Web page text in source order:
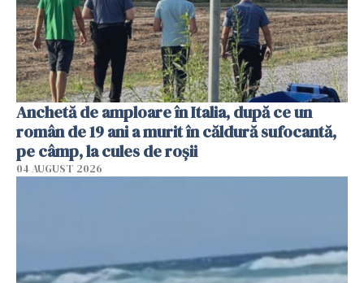
Anchetă de amploare în Italia, după ce un
român de 19 ani a murit în căldură sufocantă,
pe câmp, la cules de roșii
04 AUGUST 2026